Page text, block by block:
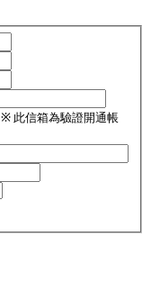
※ 此信箱為驗證開通帳